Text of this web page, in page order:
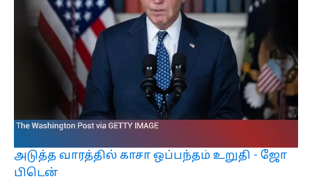
அடுத்த வாரத்தில் காசா ஒப்பந்தம் உறுதி - ஜோ
பிடென்